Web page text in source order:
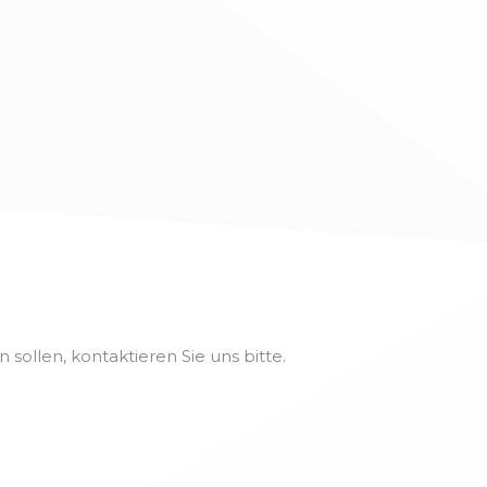
sollen, kontaktieren Sie uns bitte.